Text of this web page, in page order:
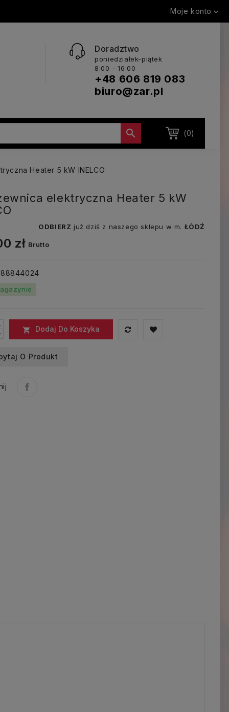
Moje konto 
Doradztwo
poniedziałek-piątek
8:00 - 16:00
+48 606 819 083
biuro@zar.pl
(0)

Heater 5 kW INELCO
elektryczna Heater 5 kW
ODBIERZ już dziś z naszego sklepu w m. ŁÓDŹ
zł Brutto
88844024
 Dodaj Do Koszyka
O Produkt